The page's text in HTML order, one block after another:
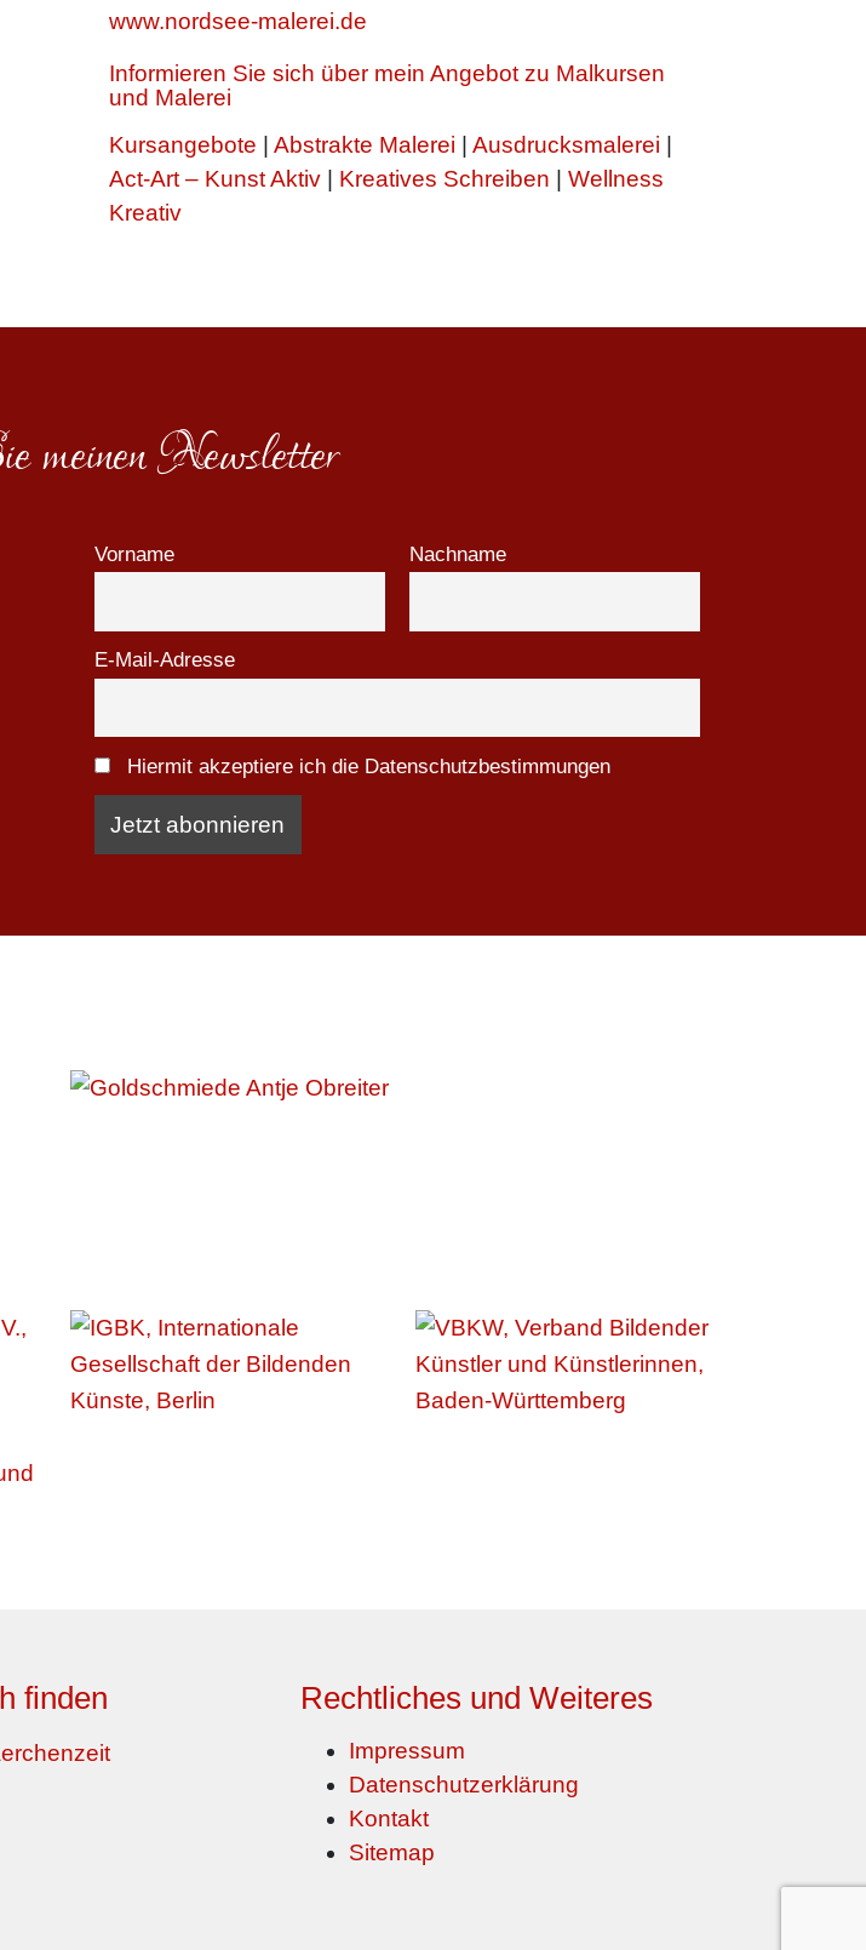
www.nordsee-malerei.de
Informieren Sie sich über mein Angebot zu Malkursen
und Malerei
Kursangebote
Abstrakte Malerei Ausdrucksmalerei
Act-Art – Kunst Aktiv
Kreatives Schreiben
Wellness
Kreativ
meinen Newsletter
Vorname Nachname
E-Mail-Adresse
Hiermit akzeptiere ich die Datenschutzbestimmungen
finden Rechtliches und Weiteres
Impressum
Datenschutzerklärung
Kontakt
Sitemap